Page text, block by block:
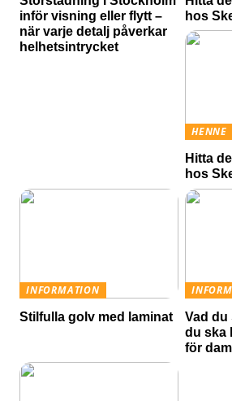
inför visning eller flytt –
när varje detalj påverkar
helhetsintrycket
hos
HENNE
Hitta
hos
INFORMATION
Stilfulla golv med laminat
Vad du
du ska
för dam